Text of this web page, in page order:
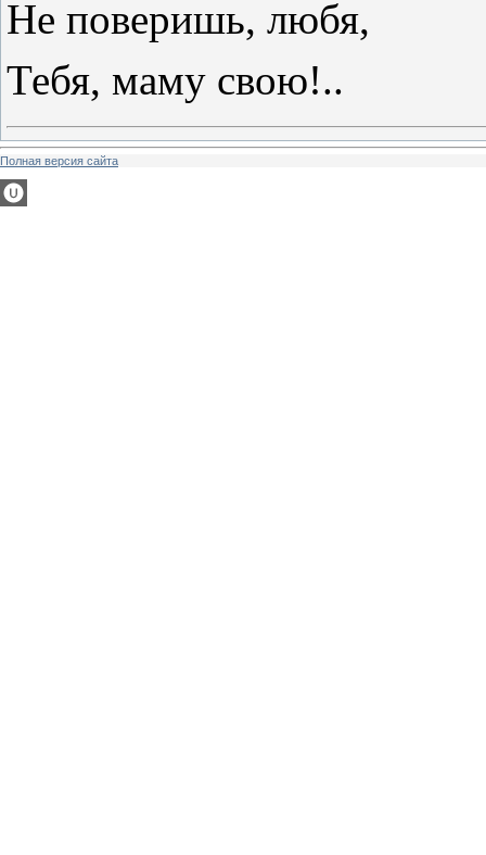
Не поверишь, любя,
Тебя, маму свою!..
Полная версия сайта